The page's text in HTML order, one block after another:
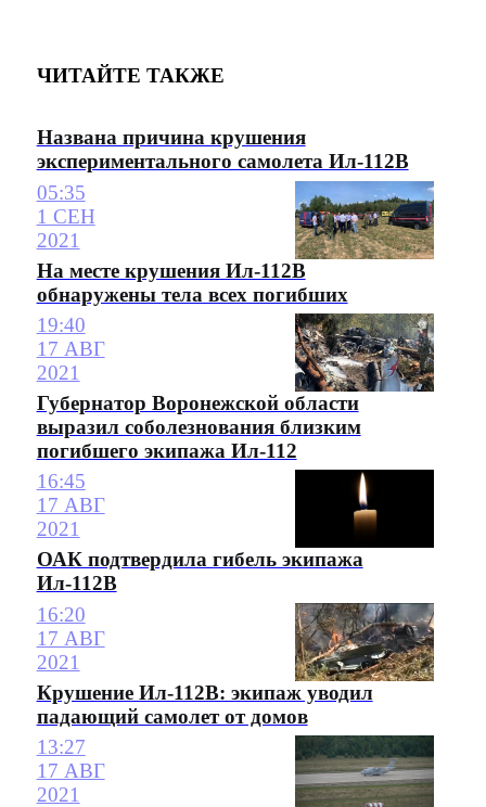
ЧИТАЙТЕ ТАКЖЕ
Названа причина крушения
экспериментального самолета Ил-112В
05:35
1 СЕН
2021
На месте крушения Ил-112В
обнаружены тела всех погибших
19:40
17 АВГ
2021
Губернатор Воронежской области
выразил соболезнования близким
погибшего экипажа Ил-112
16:45
17 АВГ
2021
ОАК подтвердила гибель экипажа
Ил-112В
16:20
17 АВГ
2021
Крушение Ил-112В: экипаж уводил
падающий самолет от домов
13:27
17 АВГ
2021